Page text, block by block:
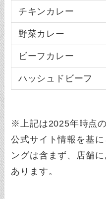
チキンカレー
野菜カレー
ビーフカレー
ハッシュドビーフ
※上記は2025年時点
公式サイト情報を基
ングは含まず、店舗
あります。